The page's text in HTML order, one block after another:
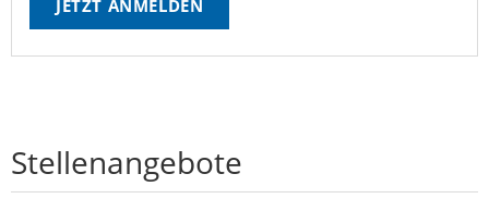
JETZT ANMELDEN
Stellenangebote